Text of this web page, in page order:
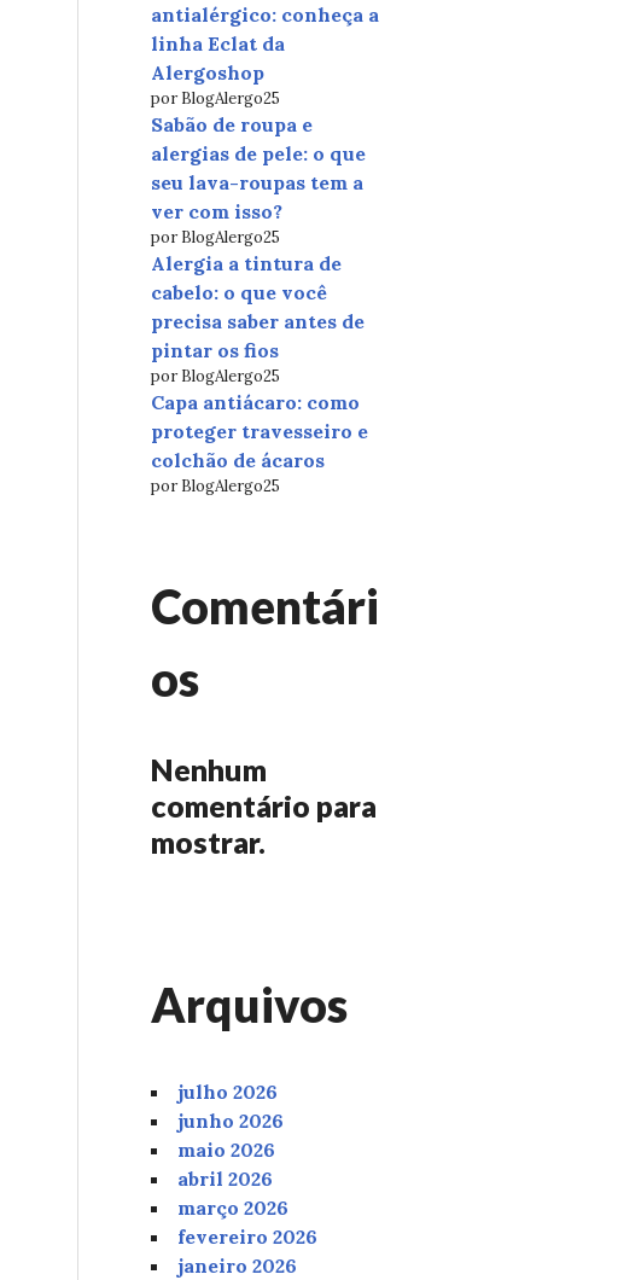
antialérgico: conheça a
linha Eclat da
Alergoshop
por BlogAlergo25
Sabão de roupa e
alergias de pele: o que
seu lava-roupas tem a
ver com isso?
por BlogAlergo25
Alergia a tintura de
cabelo: o que você
precisa saber antes de
pintar os fios
por BlogAlergo25
Capa antiácaro: como
proteger travesseiro e
colchão de ácaros
por BlogAlergo25
Comentári
os
Nenhum
comentário para
mostrar.
Arquivos
julho 2026
junho 2026
maio 2026
abril 2026
março 2026
fevereiro 2026
janeiro 2026